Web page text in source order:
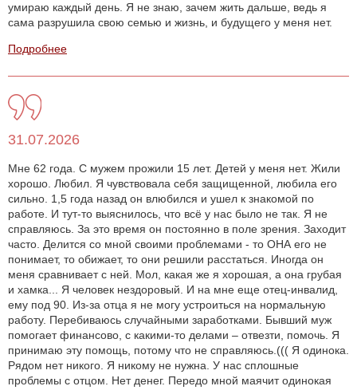
умираю каждый день. Я не знаю, зачем жить дальше, ведь я
сама разрушила свою семью и жизнь, и будущего у меня нет.
Подробнее
31.07.2026
Мне 62 года. С мужем прожили 15 лет. Детей у меня нет. Жили
хорошо. Любил. Я чувствовала себя защищенной, любила его
сильно. 1,5 года назад он влюбился и ушел к знакомой по
работе. И тут-то выяснилось, что всё у нас было не так. Я не
справляюсь. За это время он постоянно в поле зрения. Заходит
часто. Делится со мной своими проблемами - то ОНА его не
понимает, то обижает, то они решили расстаться. Иногда он
меня сравнивает с ней. Мол, какая же я хорошая, а она грубая
и хамка... Я человек нездоровый. И на мне еще отец-инвалид,
ему под 90. Из-за отца я не могу устроиться на нормальную
работу. Перебиваюсь случайными заработками. Бывший муж
помогает финансово, с какими-то делами – отвезти, помочь. Я
принимаю эту помощь, потому что не справляюсь.((( Я одинока.
Рядом нет никого. Я никому не нужна. У нас сплошные
проблемы с отцом. Нет денег. Передо мной маячит одинокая